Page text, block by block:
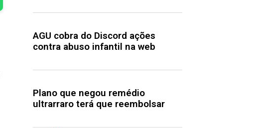
AGU cobra do Discord ações
contra abuso infantil na web
Plano que negou remédio
ultrarraro terá que reembolsar